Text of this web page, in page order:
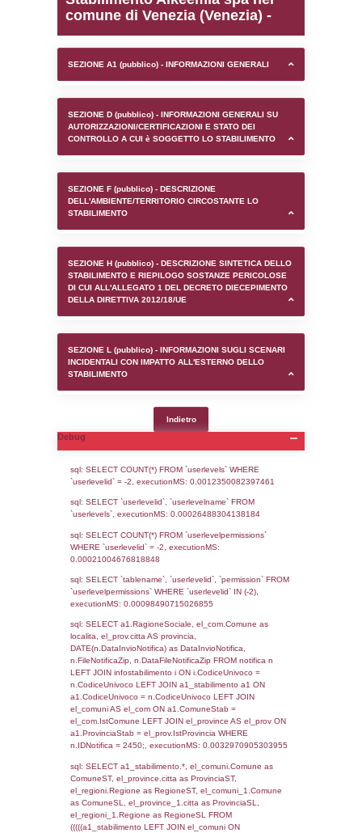
0.00021004676818848
sql: SELECT `tablename`, `userlevelid`,
`userlevelpermissions` WHERE `userlevelid`
executionMS: 0.00098490715026855
Stabilimento Alkeemia
comune di Venezia
SEZIONE A1 (pubblico) - INFORMAZIONI
SEZIONE D (pubblico) - INFORMAZIONI
AUTORIZZAZIONI/CERTIFICAZIONI E
CONTROLLO A CUI è SOGGETTO LO
SEZIONE F (pubblico) - DESCRIZIONE
DELL'AMBIENTE/TERRITORIO
SEZIONE H (pubblico) - DESCRIZIONE
STABILIMENTO E RIEPILOGO SOSTANZE
DI CUI ALL'ALLEGATO 1 DEL DECRETO
DELLA DIRETTIVA 2012/18/UE
SEZIONE L (pubblico) - INFORMAZIONI
INCIDENTALI CON IMPATTO
STABILIMENTO